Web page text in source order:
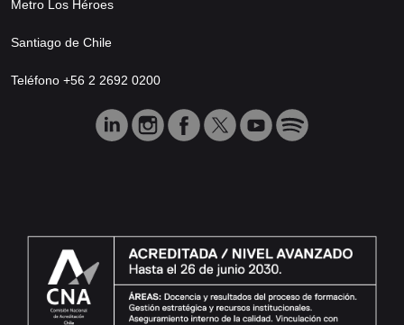
Metro Los Héroes
Santiago de Chile
Teléfono +56 2 2692 0200